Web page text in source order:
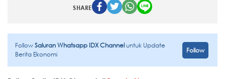
SHARE
FollowSaluran Whatsapp IDX Channeluntuk Update
Berita Ekonomi
Follow